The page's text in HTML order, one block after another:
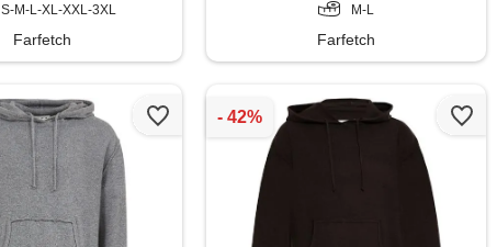
S-M-L-XL-XXL-3XL
Farfetch
M-L
Farfetch